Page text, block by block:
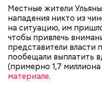
Местные жители
нападения никто из
на ситуацию, им
чтобы привлечь
представители власти
пообещали выплатить
(примерно 1,7 миллиона
материале.
Особенно опасно
Припяти. А на
увидеть территорию
подниматься
деревни — местный
Свое несогласие с
разговоре с
высказал
столкновения могут
уничтожением всего
часы. И что бы сейчас
и своевременно
проблемы. Если даже у
есть коммерческие
Главное, что они
своим будущим и